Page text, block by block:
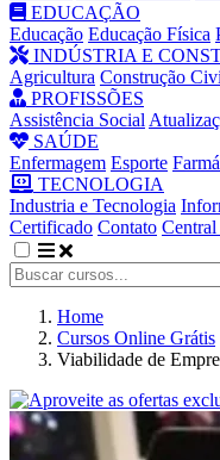
EDUCAÇÃO
Educação Educação Física
INDÚSTRIA E
Agricultura Construção
PROFISSÕES
Assistência Social
SAÚDE
Enfermagem Esporte
TECNOLOGIA
Industria e Tecnologia
Certificado Contato
Home
Cursos Online Grátis
Viabilidade de